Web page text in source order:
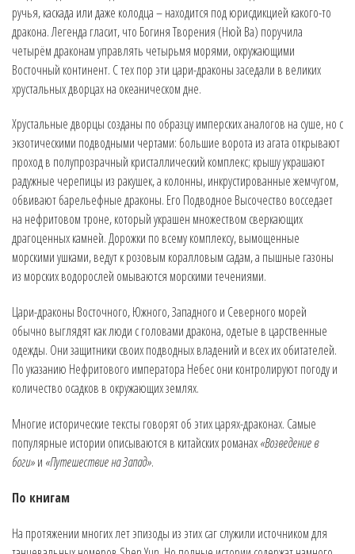
ручья, каскада или даже колодца – находится под юрисдикцией какого-то
дракона. Легенда гласит, что Богиня Творения (Нюй Ва) поручила
четырём драконам управлять четырьмя морями, окружающими
Восточный континент. С тех пор эти цари-драконы заседали в великих
хрустальных дворцах на океаническом дне.
Хрустальные дворцы созданы по образцу имперских аналогов на суше, но с
экзотическими подводными чертами: большие ворота из агата открывают
проход в полупрозрачный кристаллический комплекс; крышу украшают
радужные черепицы из ракушек, а колонны, инкрустированные жемчугом,
обвивают барельефные драконы. Его Подводное Высочество восседает
на нефритовом троне, который украшен множеством сверкающих
драгоценных камней. Дорожки по всему комплексу, вымощенные
морскими ушками, ведут к розовым коралловым садам, а пышные газоны
из морских водорослей омываются морскими течениями.
Цари-драконы Восточного, Южного, Западного и Северного морей
обычно выглядят как люди с головами дракона, одетые в царственные
одежды. Они защитники своих подводных владений и всех их обитателей.
По указанию Нефритового императора Небес они контролируют погоду и
количество осадков в окружающих землях.
Многие исторические тексты говорят об этих царях-драконах. Самые
популярные истории описываются в китайских романах«Возведение в
боги»и «Путешествие на Запад».
По книгам
На протяжении многих лет эпизоды из этих саг служили источником для